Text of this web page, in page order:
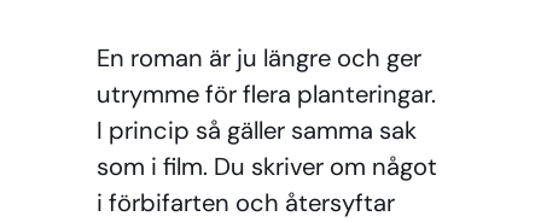
En roman är ju längre och ger
utrymme för flera planteringar.
I princip så gäller samma sak
som i film. Du skriver om något
i förbifarten och återsyftar